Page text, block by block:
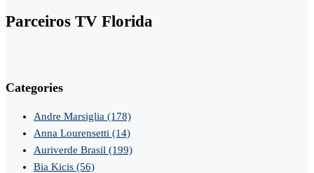
Parceiros TV Florida
Categories
Andre Marsiglia (178)
Anna Lourensetti (14)
Auriverde Brasil (199)
Bia Kicis (56)